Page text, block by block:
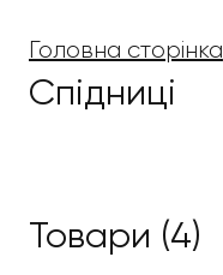
Головна сторінка
Спідниці
Товари (4)